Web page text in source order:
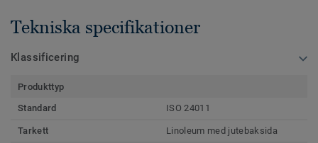
Tekniska specifikationer
Klassificering
Produkttyp
Standard
ISO 24011
Tarkett Linoleum med jutebaksida